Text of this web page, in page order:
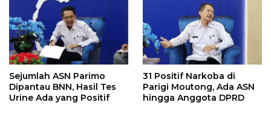
Sejumlah ASN Parimo
Dipantau BNN, Hasil Tes
Urine Ada yang Positif
31 Positif Narkoba di
Parigi Moutong, Ada ASN
hingga Anggota DPRD